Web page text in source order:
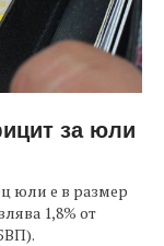
за юли
юли е в размер
1,8% от